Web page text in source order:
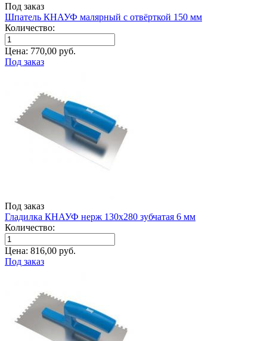
Под заказ
Шпатель КНАУФ малярный с отвёрткой 150 мм
Количество:
Цена: 770,00 руб.
Под заказ
Под заказ
Гладилка КНАУФ нерж 130x280 зубчатая 6 мм
Количество:
Цена: 816,00 руб.
Под заказ